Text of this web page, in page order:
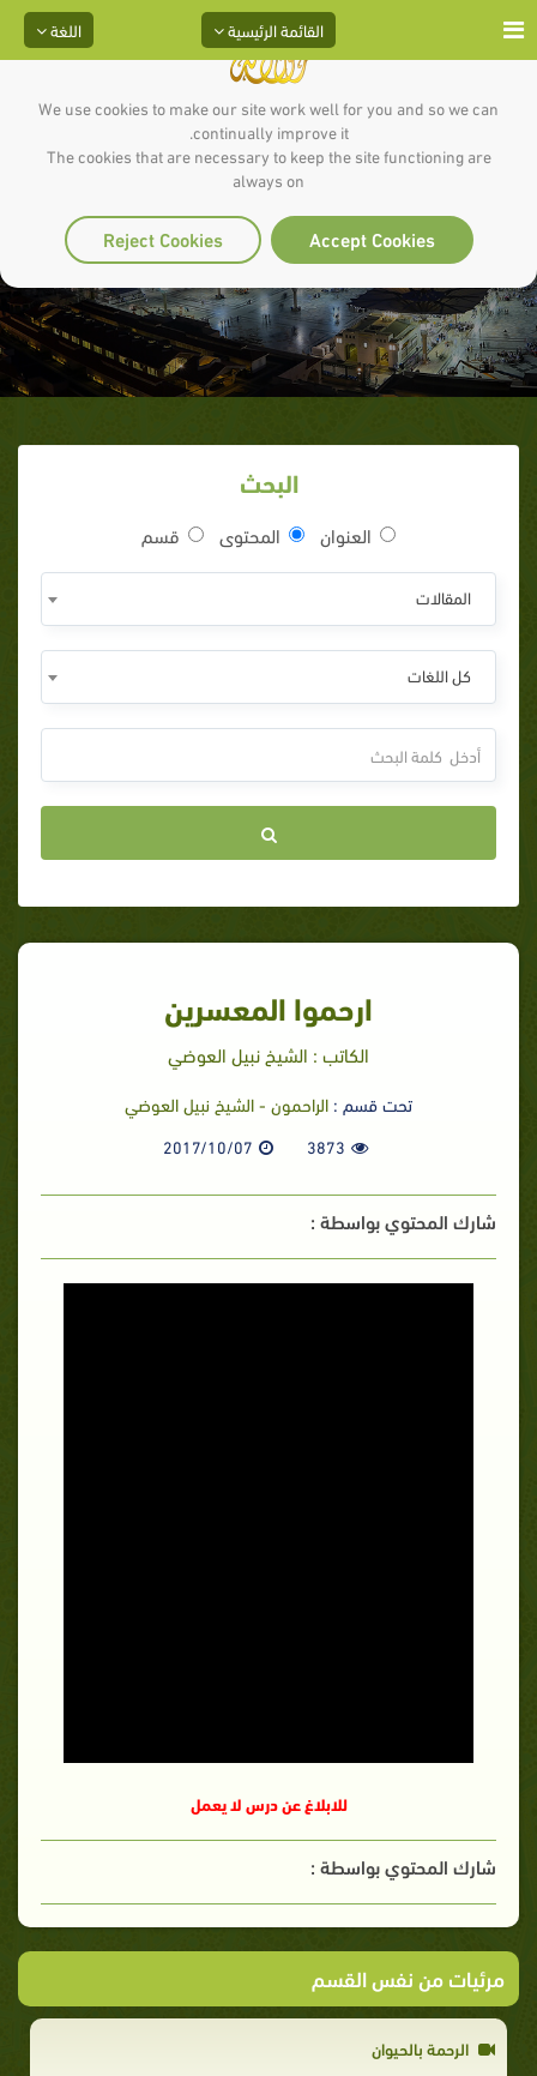
We use cookies to make our site work well for you and so we can
continually improve it.
The cookies that are necessary to keep the site functioning are
always on
Accept Cookies
Reject Cookies
اللغة القائمة الرئيسية
ارحموا المعسرين
البحث
العنوان المحتوى قسم
المقالات
كل اللغات
ارحموا المعسرين
الكاتب : الشيخ نبيل العوضي
تحت قسم : الراحمون - الشيخ نبيل العوضي
3873
2017/10/07
شارك المحتوي بواسطة :
للابلاغ عن درس لا يعمل
شارك المحتوي بواسطة :
مرئيات من نفس القسم
الرحمة بالحيوان